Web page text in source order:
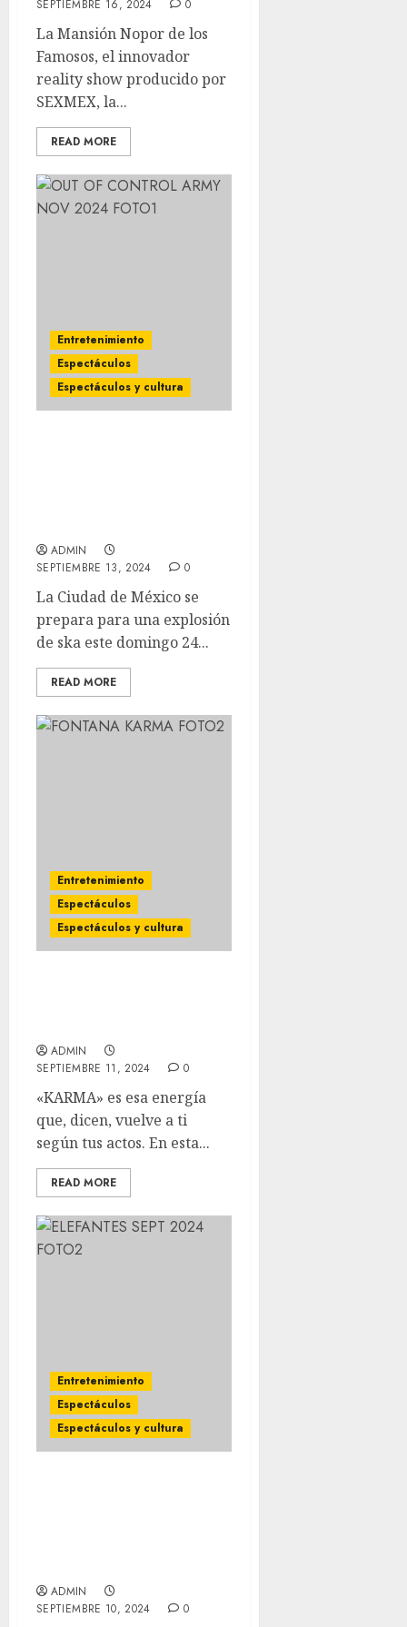
SEPTIEMBRE 16, 2024 0
La Mansión Nopor de los
Famosos, el innovador
reality show producido por
SEXMEX, la...
READ MORE
Entretenimiento
Espectáculos
Espectáculos y cultura
ADMIN
SEPTIEMBRE 13, 2024
0
La Ciudad de México se
prepara para una explosión
de ska este domingo 24...
READ MORE
Entretenimiento
Espectáculos
Espectáculos y cultura
ADMIN
SEPTIEMBRE 11, 2024
0
«KARMA» es esa energía
que, dicen, vuelve a ti
según tus actos. En esta...
READ MORE
Entretenimiento
Espectáculos
Espectáculos y cultura
ADMIN
SEPTIEMBRE 10, 2024
0